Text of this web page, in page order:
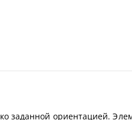
заданной ориентацией.